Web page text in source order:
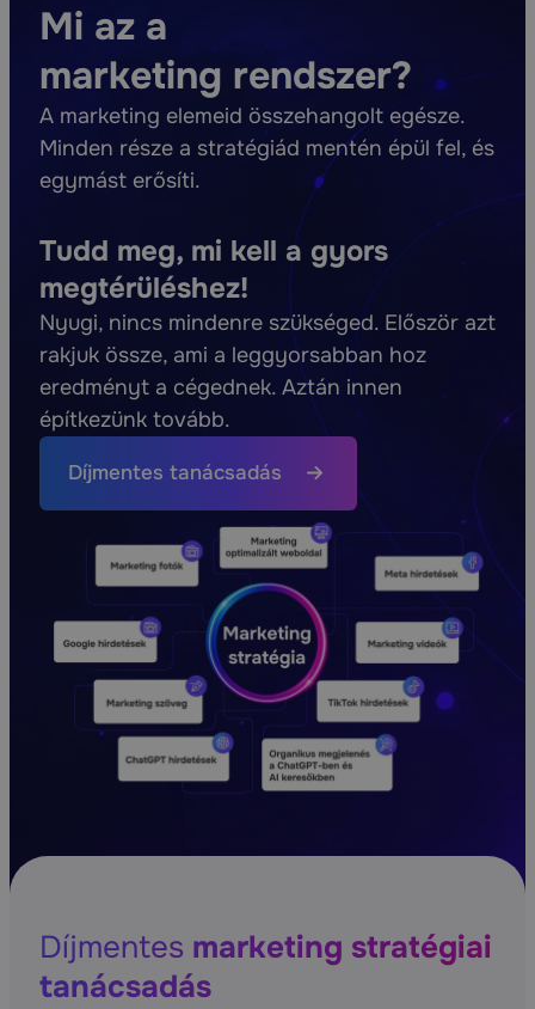
Mi az a
marketing rendszer?
A marketing elemeid összehangolt egésze.
Minden része a stratégiád mentén épül fel, és
egymást erősíti.
Tudd meg, mi kell a gyors
megtérüléshez!
Nyugi, nincs mindenre szükséged. Először azt
rakjuk össze, ami a leggyorsabban hoz
eredményt a cégednek. Aztán innen
építkezünk tovább.
Díjmentes tanácsadás
Díjmentes marketing stratégiai
tanácsadás